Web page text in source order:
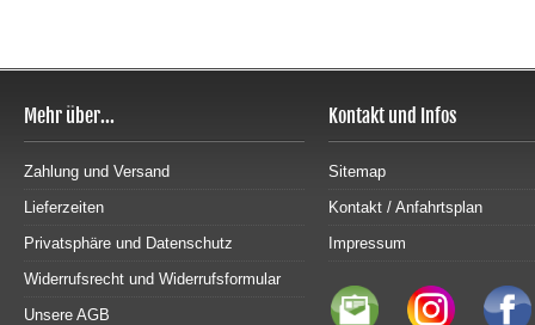
Mehr über...
Zahlung und Versand
Lieferzeiten
Privatsphäre und Datenschutz
Widerrufsrecht und Widerrufsformular
Unsere AGB
Kontakt und Infos
Sitemap
Kontakt / Anfahrtsplan
Impressum